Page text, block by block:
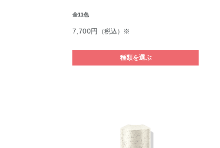
全11色
7,700円 （税込）※
種類を選ぶ